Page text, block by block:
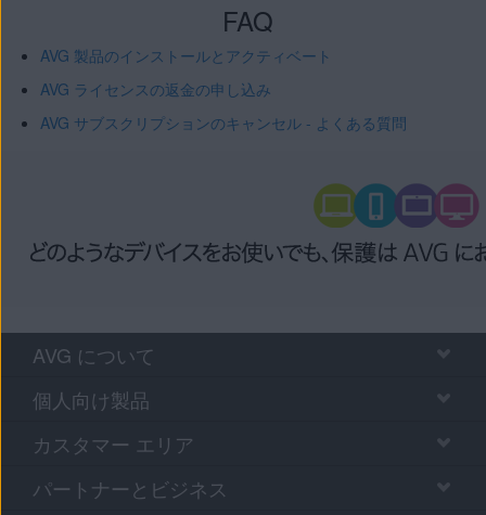
FAQ
AVG 製品のインストールとアクティベート
AVG ライセンスの返金の申し込み
AVG サブスクリプションのキャンセル - よくある質問
AVG について
個人向け製品
カスタマー エリア
パートナーとビジネス